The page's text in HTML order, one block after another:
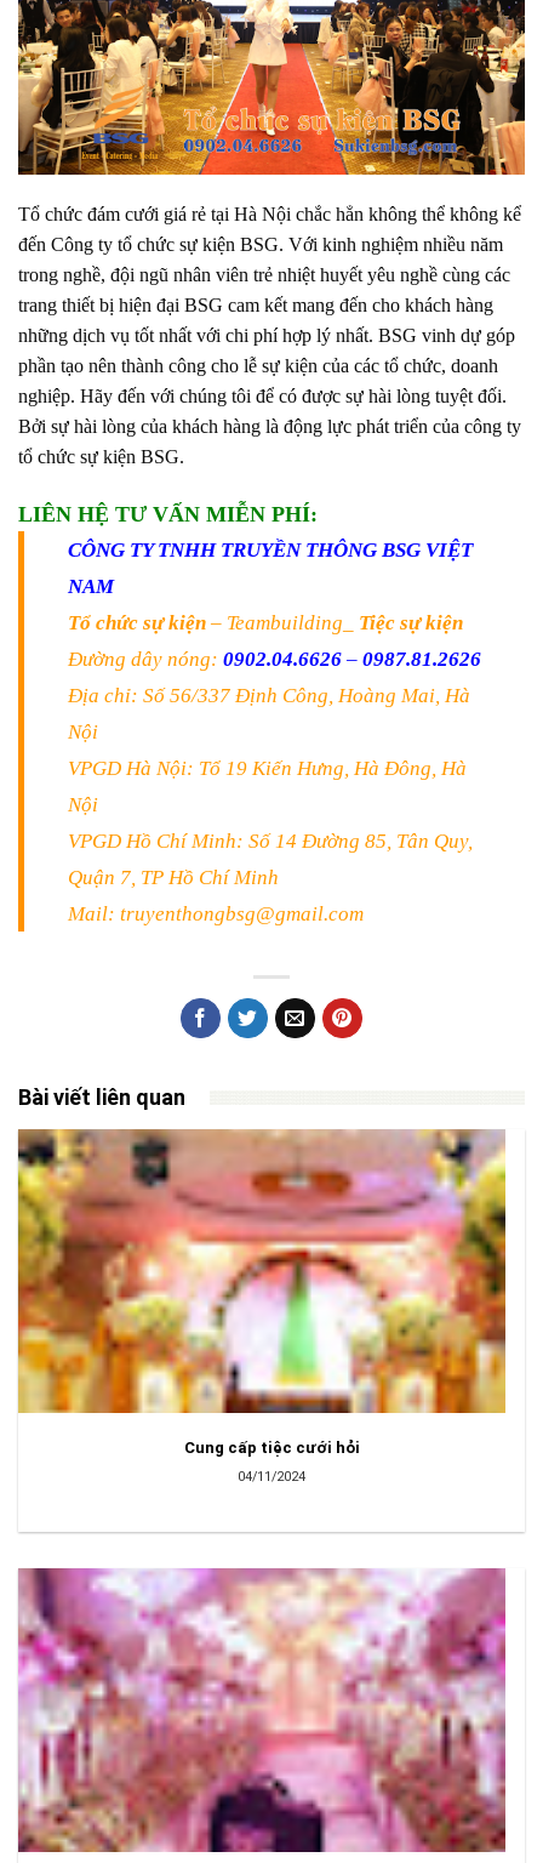
Tổ chức đám cưới giá rẻ tại Hà Nội chắc hẳn không thể không kể
đến Công ty tổ chức sự kiện BSG. Với kinh nghiệm nhiều năm
trong nghề, đội ngũ nhân viên trẻ nhiệt huyết yêu nghề cùng các
trang thiết bị hiện đại BSG cam kết mang đến cho khách hàng
những dịch vụ tốt nhất với chi phí hợp lý nhất. BSG vinh dự góp
phần tạo nên thành công cho lễ sự kiện của các tổ chức, doanh
nghiệp. Hãy đến với chúng tôi để có được sự hài lòng tuyệt đối.
Bởi sự hài lòng của khách hàng là động lực phát triển của công ty
tổ chức sự kiện BSG.
LIÊN HỆ TƯ VẤN MIỄN PHÍ:
CÔNG TY TNHH TRUYỀN THÔNG BSG VIỆT
NAM
Tổ chức sự kiện – Teambuilding_ Tiệc sự kiện
Đường dây nóng: 0902.04.6626 – 0987.81.2626
Địa chỉ: Số 56/337 Định Công, Hoàng Mai, Hà
Nội
VPGD Hà Nội: Tổ 19 Kiến Hưng, Hà Đông, Hà
Nội
VPGD Hồ Chí Minh: Số 14 Đường 85, Tân Quy,
Quận 7, TP Hồ Chí Minh
Mail: truyenthongbsg@gmail.com
Bài viết liên quan
Cung cấp tiệc cưới hỏi
04/11/2024